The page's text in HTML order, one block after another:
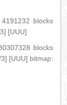
blocks
[UUU]
blocks
[UUU] bitmap: